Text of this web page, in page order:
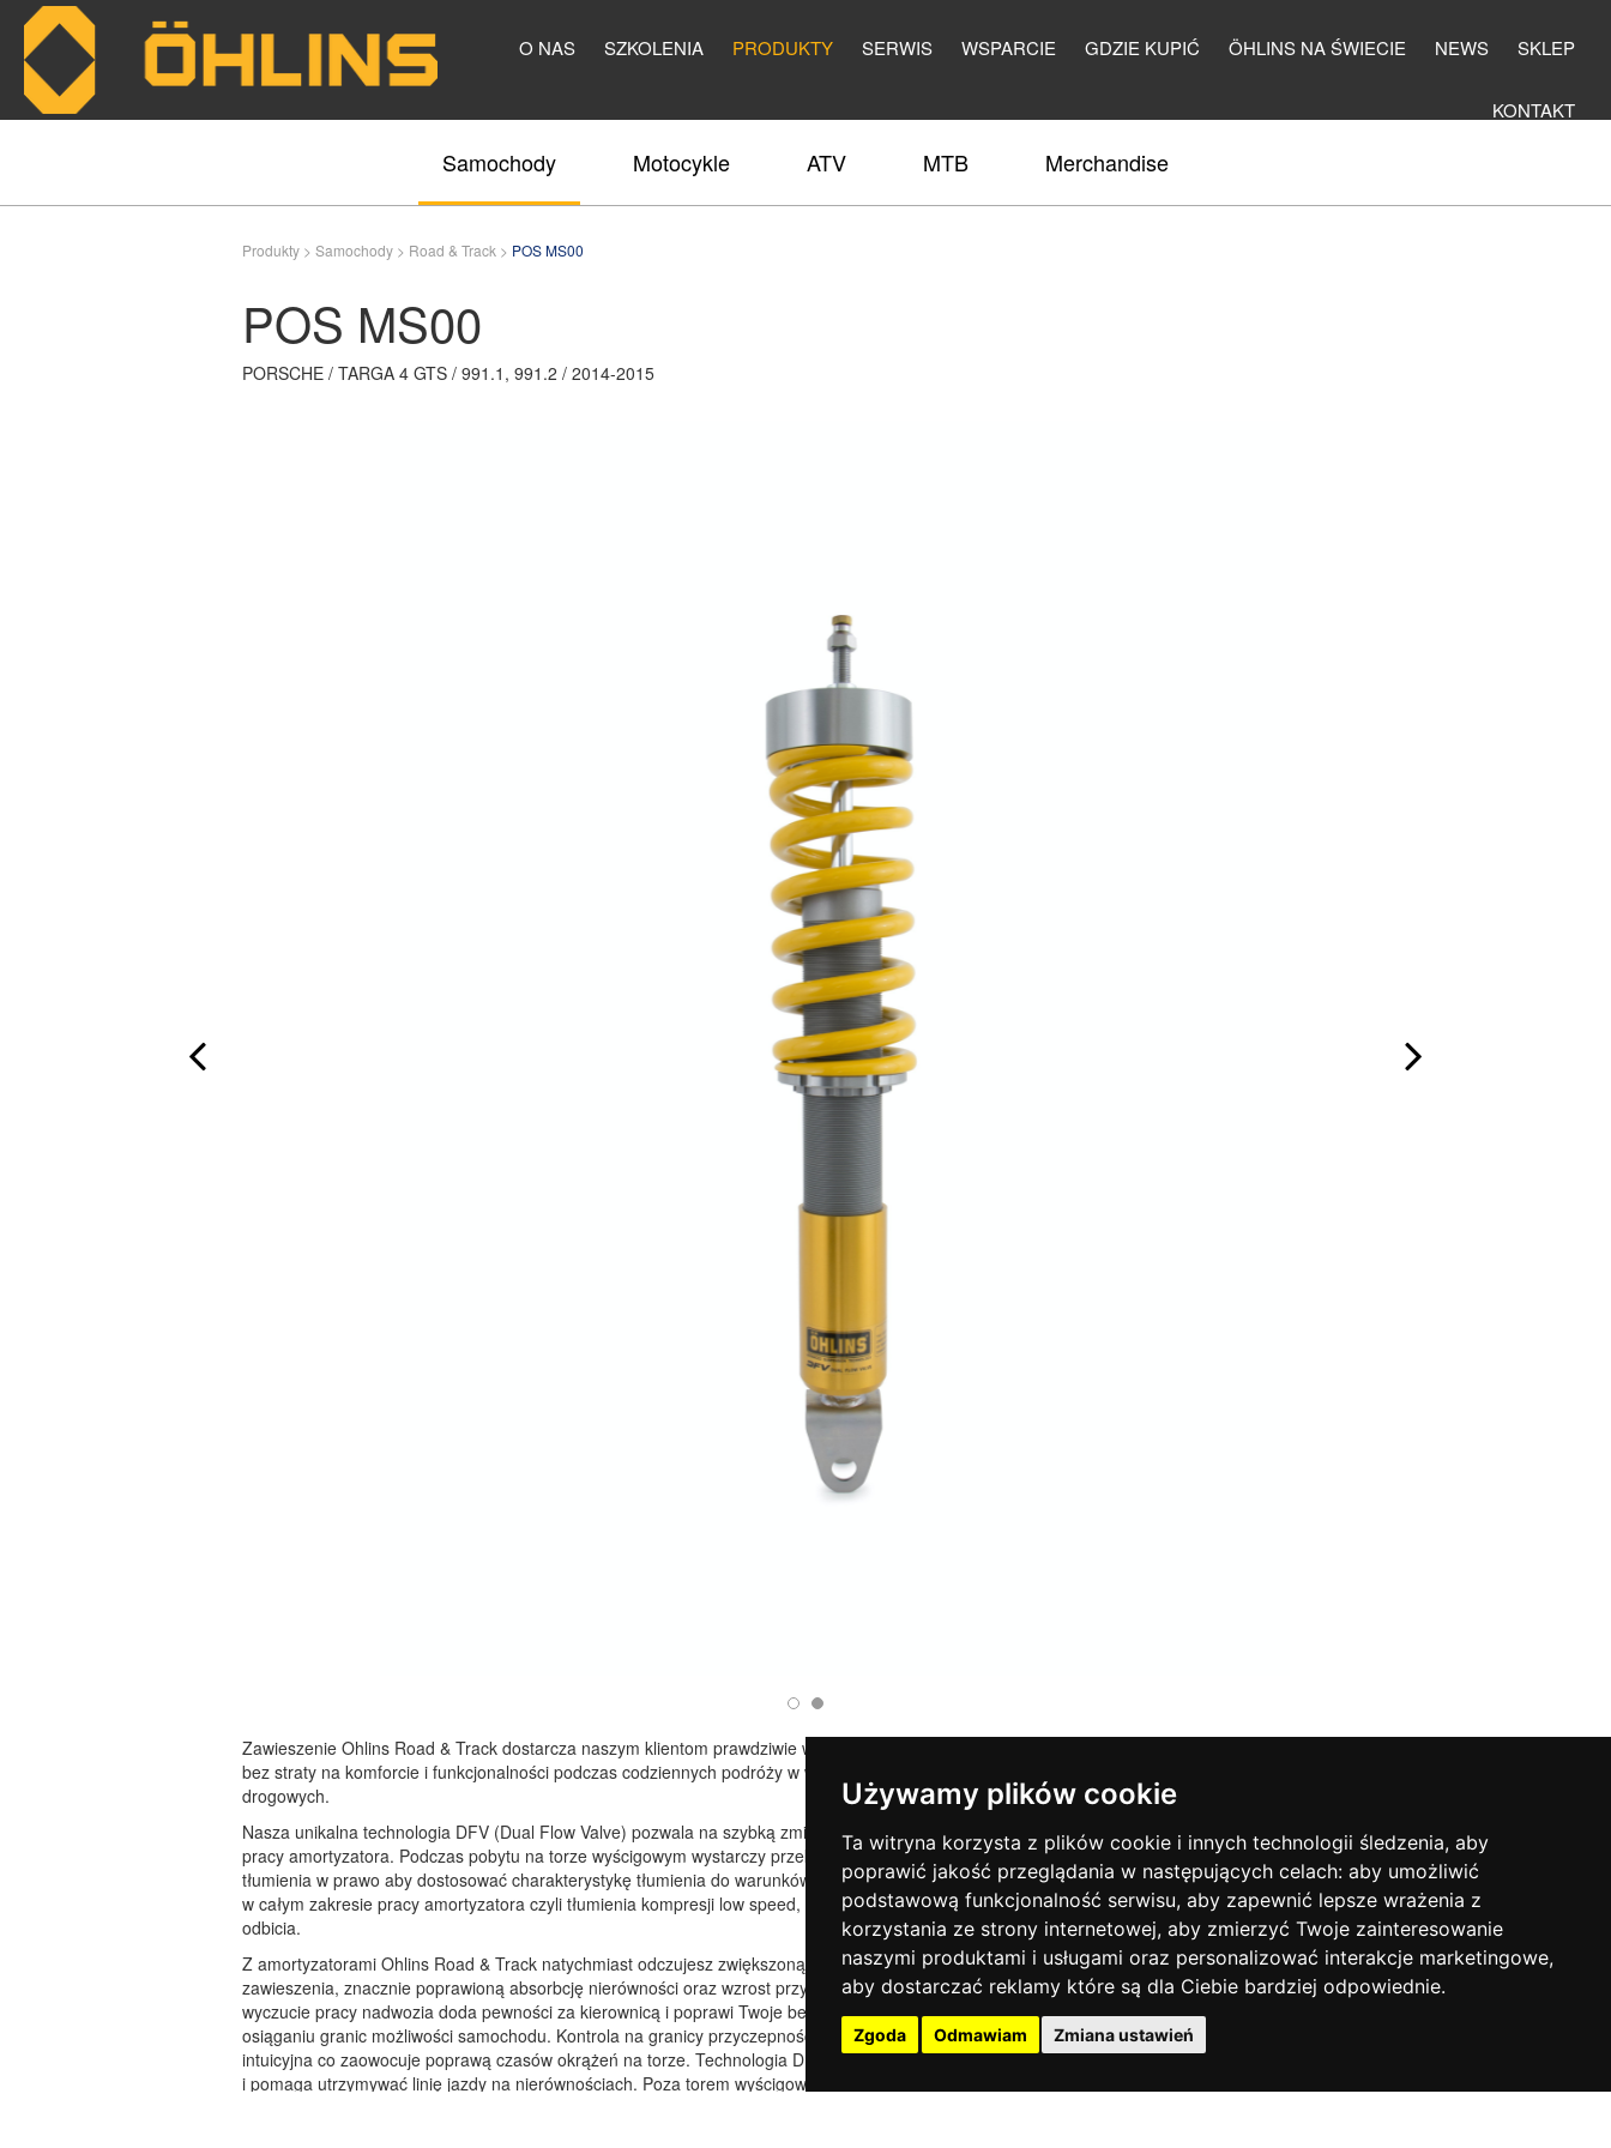
Używamy plików cookie
Ta witryna korzysta z plików cookie i innych technologii śledzenia, aby
poprawić jakość przeglądania w następujących celach: aby umożliwić
podstawową funkcjonalność serwisu, aby zapewnić lepsze wrażenia z
korzystania ze strony internetowej, aby zmierzyć Twoje zainteresowanie
naszymi produktami i usługami oraz personalizować interakcje marketingowe,
aby dostarczać reklamy które są dla Ciebie bardziej odpowiednie.
Zgoda Odmawiam Zmiana ustawień
O NAS SZKOLENIA PRODUKTY SERWIS WSPARCIE GDZIE KUPIĆ ÖHLINS NA ŚWIECIE NEWS SKLEP
KONTAKT
Samochody Motocykle ATV MTB Merchandise
Produkty > Samochody > Road & Track > POS MS00
POS MS00
PORSCHE / TARGA 4 GTS / 991.1, 991.2 / 2014-2015
Zawieszenie Ohlins Road & Track dostarcza naszym klientom prawdziwie wyścigowych doznań
bez straty na komforcie i funkcjonalności podczas codziennych podróży w warunkach
drogowych.
Nasza unikalna technologia DFV (Dual Flow Valve) pozwala na szybką zmianę charakterystyki
pracy amortyzatora. Podczas pobytu na torze wyścigowym wystarczy przekręcić regulator
tłumienia w prawo aby dostosować charakterystykę tłumienia do warunków wyścigowych
w całym zakresie pracy amortyzatora czyli tłumienia kompresji low speed, high speed oraz
odbicia.
Z amortyzatorami Ohlins Road & Track natychmiast odczujesz zwiększoną responsywność
zawieszenia, znacznie poprawioną absorbcję nierówności oraz wzrost przyczepności. Lepsze
wyczucie pracy nadwozia doda pewności za kierownicą i poprawi Twoje bezpieczeństwo przy
osiąganiu granic możliwości samochodu. Kontrola na granicy przyczepności będzie bardziej
intuicyjna co zaowocuje poprawą czasów okrążeń na torze. Technologia DFV reaguje szybko
i pomaga utrzymywać linię jazdy na nierównościach. Poza torem wyścigowym, ustaw regulator
Instrukcja montażu
Podręcznik użytkownika
Product news
Pobierz cennik PDF